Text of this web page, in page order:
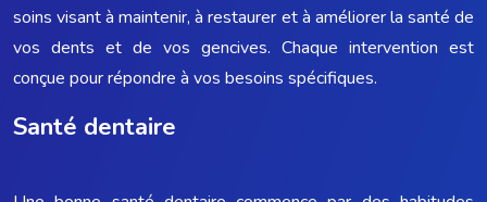
soins visant à maintenir, à restaurer et à améliorer la santé de
vos dents et de vos gencives. Chaque intervention est
conçue pour répondre à vos besoins spécifiques.
Santé dentaire